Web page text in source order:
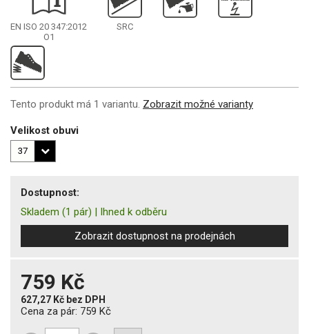
EN ISO 20 347:2012
O1
SRC
Tento produkt má 1 variantu. Zobrazit možné varianty
Velikost obuvi
Dostupnost:
Skladem (1 pár) | Ihned k odběru
Zobrazit dostupnost na prodejnách
759 Kč
627,27 Kč bez DPH
Cena za pár: 759 Kč